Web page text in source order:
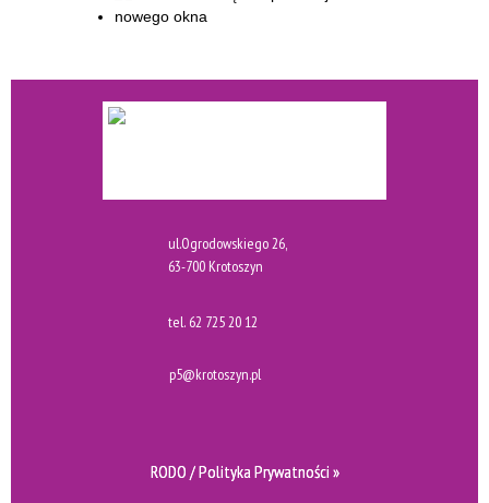
ul.Ogrodowskiego 26,
63-700 Krotoszyn
tel. 62 725 20 12
p5@krotoszyn.pl
RODO / Polityka Prywatności »